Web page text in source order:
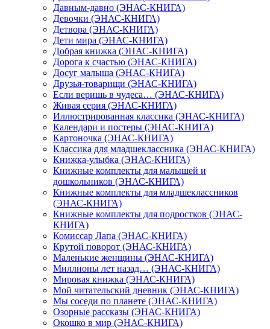
Давным-давно (ЭНАС-КНИГА)
Девочки (ЭНАС-КНИГА)
Детвора (ЭНАС-КНИГА)
Дети мира (ЭНАС-КНИГА)
Добрая книжка (ЭНАС-КНИГА)
Дорога к счастью (ЭНАС-КНИГА)
Досуг малыша (ЭНАС-КНИГА)
Друзья-товарищи (ЭНАС-КНИГА)
Если веришь в чудеса… (ЭНАС-КНИГА)
Живая серия (ЭНАС-КНИГА)
Иллюстрированная классика (ЭНАС-КНИГА)
Календари и постеры (ЭНАС-КНИГА)
Картоночка (ЭНАС-КНИГА)
Классика для младшеклассника (ЭНАС-КНИГА)
Книжка-улыбка (ЭНАС-КНИГА)
Книжные комплекты для малышей и
дошкольников (ЭНАС-КНИГА)
Книжные комплекты для младшеклассников
(ЭНАС-КНИГА)
Книжные комплекты для подростков (ЭНАС-
КНИГА)
Комиссар Лапа (ЭНАС-КНИГА)
Крутой поворот (ЭНАС-КНИГА)
Маленькие женщины (ЭНАС-КНИГА)
Миллионы лет назад… (ЭНАС-КНИГА)
Мировая книжка (ЭНАС-КНИГА)
Мой читательский дневник (ЭНАС-КНИГА)
Мы соседи по планете (ЭНАС-КНИГА)
Озорные рассказы (ЭНАС-КНИГА)
Окошко в мир (ЭНАС-КНИГА)